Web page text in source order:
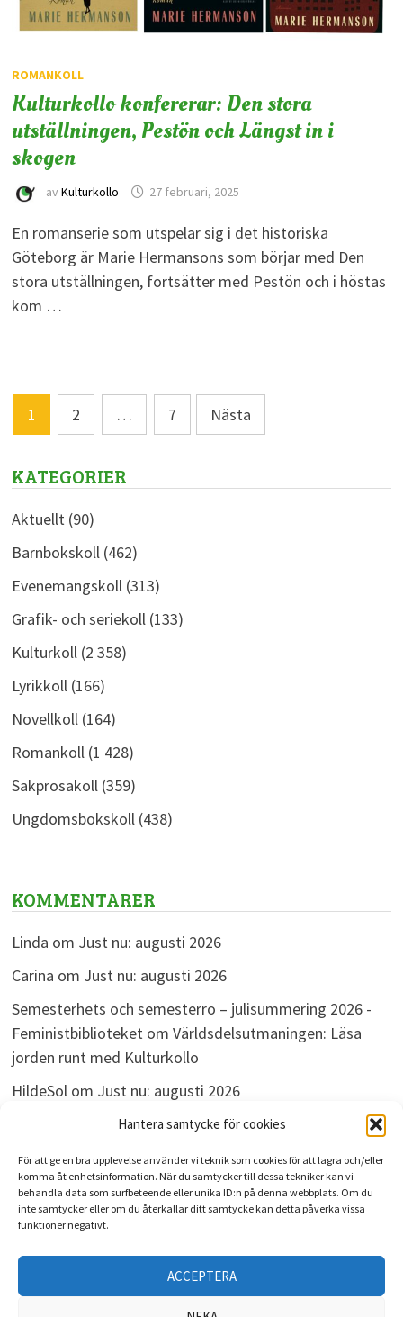
Hantera samtycke för cookies
För att ge en bra upplevelse använder vi teknik som cookies för att lagra och/eller
komma åt enhetsinformation. När du samtycker till dessa tekniker kan vi
behandla data som surfbeteende eller unika ID:n på denna webbplats. Om du
inte samtycker eller om du återkallar ditt samtycke kan detta påverka vissa
funktioner negativt.
ACCEPTERA
ROMANKOLL
Kulturkollo konfererar: Den stora
utställningen, Pestön och Längst in i
skogen
av Kulturkollo 27 februari, 2025
En romanserie som utspelar sig i det historiska
Göteborg är Marie Hermansons som börjar med Den
stora utställningen, fortsätter med Pestön och i höstas
kom …
Sidnumrering
för
inlägg
1 2 … 7 Nästa
KATEGORIER
Aktuellt(90)
Barnbokskoll(462)
Evenemangskoll(313)
Grafik- och seriekoll(133)
Kulturkoll(2 358)
Lyrikkoll(166)
Novellkoll(164)
Romankoll(1 428)
Sakprosakoll(359)
Ungdomsbokskoll(438)
KOMMENTARER
Linda om Just nu: augusti 2026
Carina om Just nu: augusti 2026
Semesterhets och semesterro – julisummering 2026 -
Feministbiblioteketom Världsdelsutmaningen: Läsa
jorden runt med Kulturkollo
HildeSolom Just nu: augusti 2026
omJust nu: augusti 2026
ARKIV